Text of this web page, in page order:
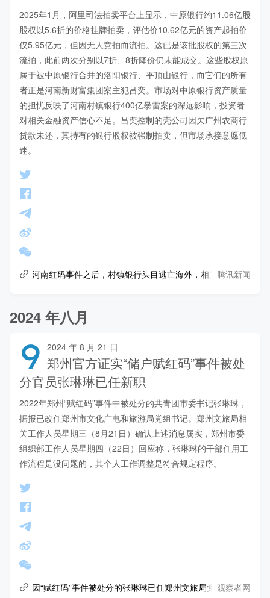
2025年1月，阿里司法拍卖平台上显示，中原银行约11.06亿股
股权以5.6折的价格挂牌拍卖，评估价10.62亿元的资产起拍价
仅5.95亿元，但因无人竞拍而流拍。这已是该批股权的第三次
流拍，此前两次分别以7折、8折降价仍未能成交。这些股权原
属于被中原银行合并的洛阳银行、平顶山银行，而它们的所有
者正是河南新财富集团案主犯吕奕。市场对中原银行资产质量
的担忧反映了河南村镇银行400亿暴雷案的深远影响，投资者
对相关金融资产信心不足。吕奕控制的壳公司因欠广州农商行
贷款未还，其持有的银行股权被强制拍卖，但市场承接意愿低
迷。
河南红码事件之后，村镇银行头目逃亡海外，相关股权骨折价
腾讯新闻
2024 年八月
9 2024 年 8 月 21 日
郑州官方证实“储户赋红码”事件被处
分官员张琳琳已任新职
2022年郑州“赋红码”事件中被处分的共青团市委书记张琳琳，
据报已改任郑州市文化广电和旅游局党组书记。郑州文旅局相
关工作人员星期三（8月21日）确认上述消息属实，郑州市委
组织部工作人员星期四（22日）回应称，张琳琳的干部任用工
作流程是没问题的，其个人工作调整是符合规定程序。
因“赋红码”事件被处分的张琳琳已任郑州文旅局党组书记 当地
观察者网